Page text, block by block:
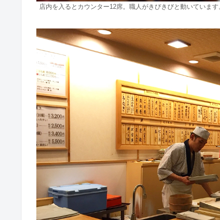
店内を入るとカウンター12席。職人がきびきびと動いています